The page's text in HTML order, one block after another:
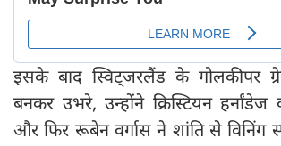
इसके बाद स्विट्जरलैंड के गोलकीपर
बनकर उभरे, उन्होंने क्रिस्टियन हर्नांडेज
और फिर रूबेन वर्गास ने शांति से विनिंग